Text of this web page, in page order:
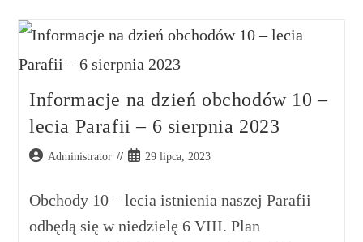
Informacje na dzień obchodów 10 –
lecia Parafii – 6 sierpnia 2023
Administrator 29 lipca, 2023
Obchody 10 – lecia istnienia naszej Parafii
odbędą się w niedzielę 6 VIII. Plan